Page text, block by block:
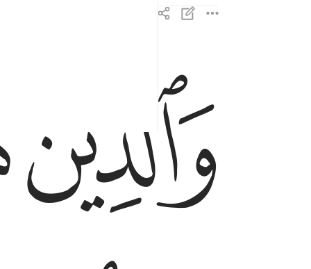
وَٱلَّذِينَ هُمْ لِلزَّكَوٰةِ فَـٰعِلُونَ ٤
ﱑ